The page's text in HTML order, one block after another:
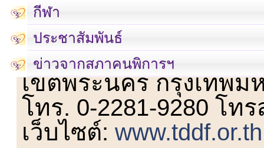
กีฬา
ประชาสัมพันธ์
ข่าวจากสภาคนพิการฯ
เลขที่ 23 ชั้น 2 ถนนวิ
เขตพระนคร กรุงเทพม
โทร. 0-2281-9280 โท
เว็บไซต์:www.tddf.or.th